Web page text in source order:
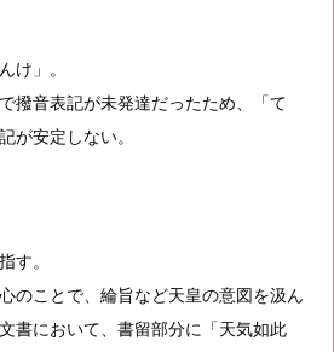
け」。
撥音表記が未発達だったため、「て
が安定しない。
す。
のことで、綸旨など天皇の意図を汲ん
書において、書留部分に「天気如此